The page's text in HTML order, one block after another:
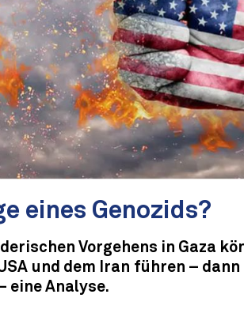
eines Genozids?
Vorgehens in Gaza
und dem Iran führen –
eine Analyse.